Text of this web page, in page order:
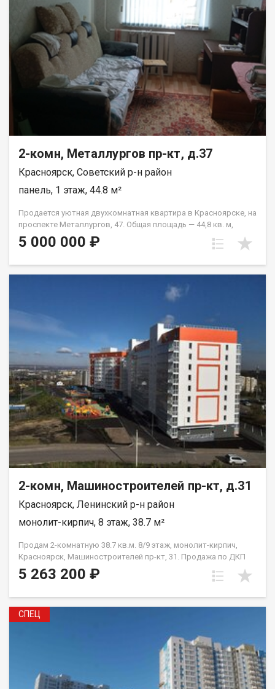
2-комн, Металлургов пр-кт, д.37
Красноярск, Советский р-н район
панель, 1 этаж, 44.8 м²
Продается уютная двухкомнатная квартира в Красноярске, на
проспекте Металлургов, 47. Общая площадь — 44,8 кв. м,
жилая площадь — 28 кв. м, кухня — 6 кв. м. Квартира
расположена на первом этаже пятиэтажного панельного
состоянии, что дает вам возможность создать интерьер по
Совмещенный санузел, который можно оборудовать по
своему усмотрению. В шаговой доступности находятся все
необходимые объекты инфраструктуры: школы, детские
сады, клиники и магазины. Это идеальное местоположение
для семей с детьми и всех, кто ценит удобство и доступность
городских благ. Рассмотрим все виды расчёта. Возможно
использование мат капитала и жилищного сертификата.
Полное юр сопровождение сделки. Помощь в оформлении
ипотеки. Покажу в удобное для вас время по договорённости.
5 000 000 ₽
2-комн, Машиностроителей пр-кт, д.31
Красноярск, Ленинский р-н район
монолит-кирпич, 8 этаж, 38.7 м²
Продам 2-комнатную 38.7 кв.м. 8/9 этаж, монолит-кирпич,
Красноярск, Машиностроителей пр-кт, 31. Продажа по ДКП
НЕ ОТ ЗАСТРОЙЩИКА
5 263 200 ₽
СПЕЦ